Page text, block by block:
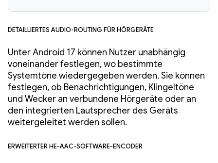
Detailliertes Audio-Routing für Hörgeräte
Unter Android 17 können Nutzer unabhängig
voneinander festlegen, wo bestimmte
Systemtöne wiedergegeben werden. Sie können
festlegen, ob Benachrichtigungen, Klingeltöne
und Wecker an verbundene Hörgeräte oder an
den integrierten Lautsprecher des Geräts
weitergeleitet werden sollen.
Erweiterter HE-AAC-Software-Encoder